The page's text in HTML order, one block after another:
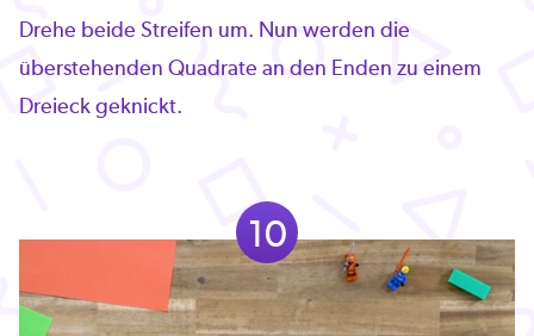
Drehe beide Streifen um. Nun werden die
überstehenden Quadrate an den Enden zu einem
Dreieck geknickt.
10